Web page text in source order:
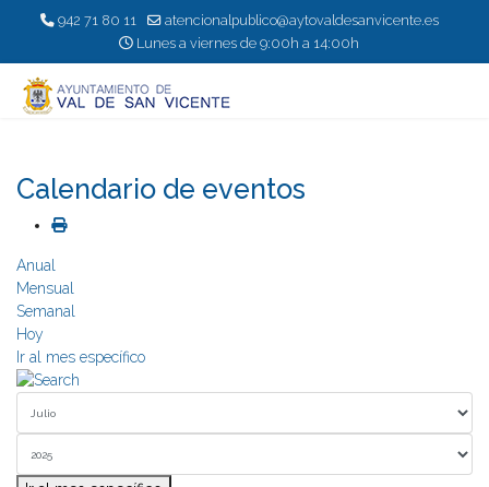
942 71 80 11
atencionalpublico@aytovaldesanvicente.es
Lunes a viernes de 9:00h a 14:00h
Calendario de eventos
Anual
Mensual
Semanal
Hoy
Ir al mes específico